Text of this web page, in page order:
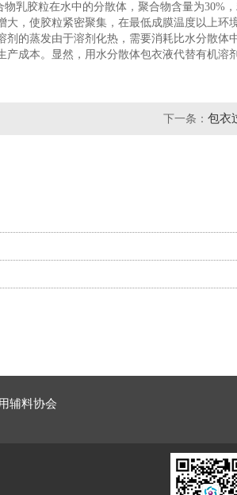
胶粒在水中的分散体，聚合物含量为30%
，使胶粒紧密聚集，在最低成膜温度以上环
的蒸发由于溶剂化热，需要消耗比水分散体
成本。显然，用水分散体包衣液代替有机溶
下一条： 包衣
辅料协会